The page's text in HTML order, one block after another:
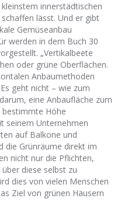
innerstädtischen
lässt. Und er gibt
Gemüseanbau
werden in dem Buch 30
„Vertikalbeete
oder grüne Oberflächen.
Anbaumethoden
geht nicht – wie zum
eine Anbaufläche zum
bestimmte Höhe
seinem Unternehmen
auf Balkone und
die Grünräume direkt im
nicht nur die Pflichten,
diese selbst zu
dies von vielen Menschen
Ziel von grünen Häusern